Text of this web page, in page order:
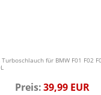
für BMW F01 F02
Preis:39,99 EUR